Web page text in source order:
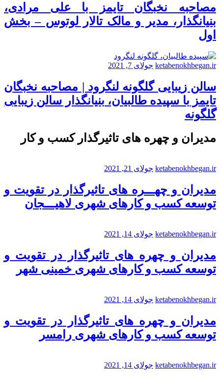
مصاحبه نخبگان تایمز با علی مرادی،
بنیانگذار، مدیر و مالک تالار لوتوس – بخش
اول
ketabenokhbegan.ir جولای 7, 2021
سالن زیبایی گلگونه لنگرود | مصاحبه نخبگان
تایمز با سپیده طالبیان، بنیانگذار سالن زیبایی
گلگونه
مدیران و چهره های تاثیرگذار کسب و کار
ketabenokhbegan.ir جولای 21, 2021
مدیران و چهـــره های تاثیرگذار در تقویت و
توسعه کسب و کارهای شهری لاهیـــجان
ketabenokhbegan.ir جولای 14, 2021
مدیران و چهره های تاثیرگذار در تقویت و
توسعه کسب و کارهای شهری خمینی شهر
ketabenokhbegan.ir جولای 14, 2021
مدیران و چهره های تاثیرگذار در تقویت و
توسعه کسب و کارهای شهری رامسر
ketabenokhbegan.ir جولای 14, 2021